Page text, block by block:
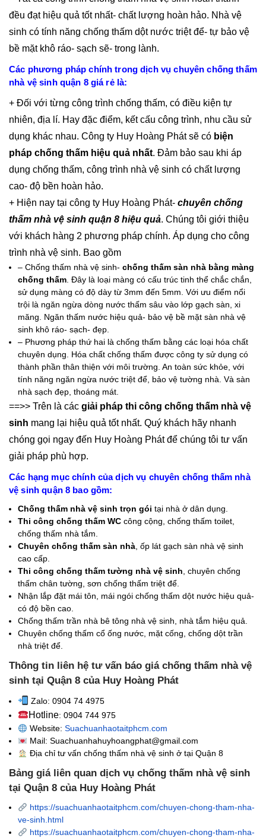
đều đạt hiệu quả tốt nhất- chất lượng hoàn hảo. Nhà vệ
sinh có tính năng chống thấm dột nước triệt để- tự bảo vệ
bề mặt khô ráo- sạch sẽ- trong lành.
Các phương pháp chính trong dịch vụ chuyên chống thấm
nhà vệ sinh quận 8 giá rẻ là:
+ Đối với từng công trình chống thấm, có điều kiện tự
nhiên, địa lí. Hay đặc điểm, kết cấu công trình, nhu cầu sử
dụng khác nhau. Công ty Huy Hoàng Phát sẽ có biện
pháp chống thấm hiệu quả nhất. Đảm bảo sau khi áp
dụng chống thấm, công trình nhà vệ sinh có chất lượng
cao- độ bền hoàn hảo.
+ Hiện nay tại công ty Huy Hoàng Phát- chuyên chống
thấm nhà vệ sinh quận 8 hiệu quả. Chúng tôi giới thiệu
với khách hàng 2 phương pháp chính. Áp dụng cho công
trình nhà vệ sinh. Bao gồm
– Chống thấm nhà vệ sinh- chống thấm sàn nhà bằng màng
chống thấm. Đây là loại màng có cấu trúc tinh thể chắc chắn,
sử dụng màng có độ dày từ 3mm đến 5mm. Với ưu điểm nổi
trội là ngăn ngừa dòng nước thấm sâu vào lớp gạch sàn, xi
măng. Ngăn thấm nước hiệu quả- bảo vệ bề mặt sàn nhà vệ
sinh khô ráo- sạch- đẹp.
– Phương pháp thứ hai là chống thấm bằng các loại hóa chất
chuyên dụng. Hóa chất chống thấm được công ty sử dụng có
thành phần thân thiện với môi trường. An toàn sức khỏe, với
tính năng ngăn ngừa nước triệt để, bảo vệ tường nhà. Và sàn
nhà sạch đẹp, thoáng mát.
==>> Trên là các giải pháp thi công chống thấm nhà vệ
sinh mang lại hiệu quả tốt nhất. Quý khách hãy nhanh
chóng gọi ngay đến Huy Hoàng Phát để chúng tôi tư vấn
giải pháp phù hợp.
Các hạng mục chính của dịch vụ chuyên chống thấm nhà
vệ sinh quận 8 bao gồm:
Chống thấm nhà vệ sinh trọn gói tại nhà ở dân dụng.
Thi công chống thấm WC công cộng, chống thấm toilet,
chống thấm nhà tắm.
Chuyên chống thấm sàn nhà, ốp lát gạch sàn nhà vệ sinh
cao cấp.
Thi công chống thấm tường nhà vệ sinh, chuyên chống
thấm chân tường, sơn chống thấm triệt để.
Nhận lắp đặt mái tôn, mái ngói chống thấm dột nước hiệu quả-
có độ bền cao.
Chống thấm trần nhà bê tông nhà vệ sinh, nhà tắm hiệu quả.
Chuyên chống thấm cổ ống nước, mặt cống, chống dột trần
nhà triệt để.
Thông tin liên hệ tư vấn báo giá chống thấm nhà vệ
sinh tại Quận 8 của Huy Hoàng Phát
Zalo: 0904 74 4975
Hotline: 0904 744 975
Website: Suachuanhaotaitphcm.com
Mail: Suachuanhahuyhoangphat@gmail.com
Địa chỉ tư vấn chống thấm nhà vệ sinh ở tại Quận 8
Bảng giá liên quan dịch vụ chống thấm nhà vệ sinh
tại Quận 8 của Huy Hoàng Phát
https://suachuanhaotaitphcm.com/chuyen-chong-tham-nha-
ve-sinh.html
https://suachuanhaotaitphcm.com/chuyen-chong-tham-nha-